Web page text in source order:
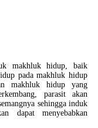
makhluk hidup, baik
pada makhluk hidup
makhluk hidup yang
parasit akan
sehingga induk
dapat menyebabkan